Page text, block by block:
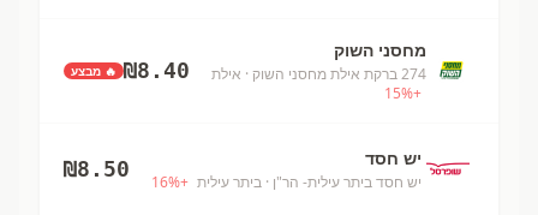
מחסני השוק
274 ברקת אילת מחסני השוק
· אילת
+
15%
₪8.40 🔥 מבצע
יש חסד
יש חסד ביתר עילית- הר"ן · ביתר עילית +
16%
₪8.50